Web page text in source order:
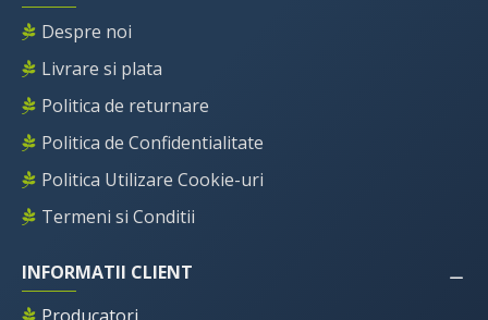
Despre noi
Livrare si plata
Politica de returnare
Politica de Confidentialitate
Politica Utilizare Cookie-uri
Termeni si Conditii
INFORMATII CLIENT